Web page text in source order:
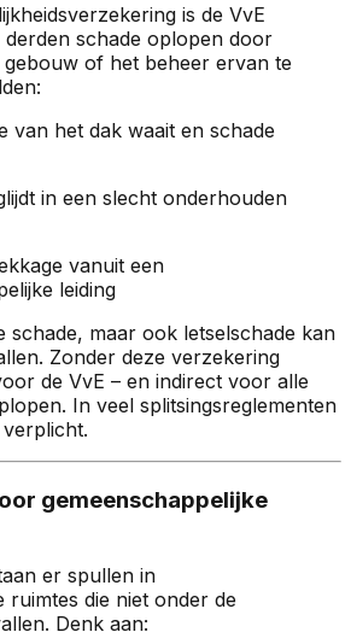
is de VvE
schade oplopen door
gebouw of het beheer ervan te
van het dak waait en schade
in een slecht onderhouden
vanuit een
leiding
schade, maar ook letselschade kan
Zonder deze verzekering
de VvE – en indirect voor alle
In veel splitsingsreglementen
gemeenschappelijke
er spullen in
ruimtes die niet onder de
Denk aan: